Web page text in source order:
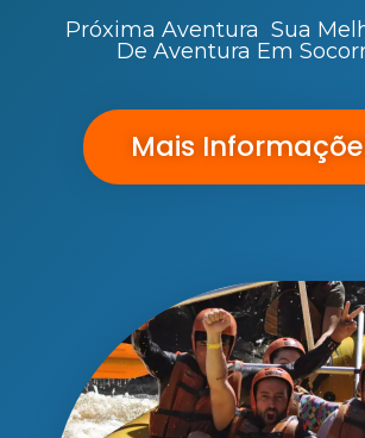
Próxima Aventura Sua
De Aventura Em
Mais